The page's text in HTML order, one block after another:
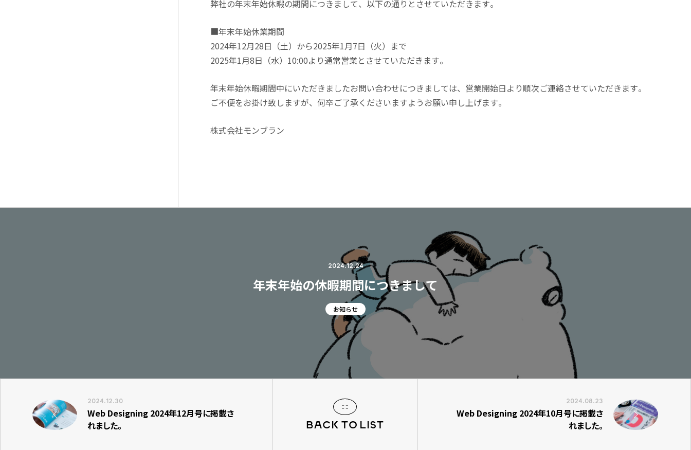
弊社の年末年始休暇の期間につきまして、以下の通りとさせていただきます。
■年末年始休業期間
2024年12月28日（土）から2025年1月7日（火）まで
2025年1月8日（水）10:00より通常営業とさせていただきます。
年末年始休暇期間中にいただきましたお問い合わせにつきましては、営業開始日より順次ご連絡させていただきます。
ご不便をお掛け致しますが、何卒ご了承くださいますようお願い申し上げます。
株式会社モンブラン
2024.12.24
年末年始の休暇期間につきまして
お知らせ
2024.12.30
Web Designing 2024年12月号に掲載さ
れました。
BACK TO LIST
2024.08.23
Web Designing 2024年10月号に掲載さ
れました。